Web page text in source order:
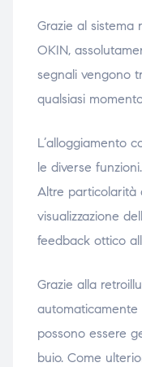
Grazie al sistema
OKIN,
segnali vengono
qualsiasi
L’alloggiamento
le diverse funzioni.
Altre particolarità
visualizzazione
feedback ottico
Grazie alla
automaticamente
possono essere
buio. Come